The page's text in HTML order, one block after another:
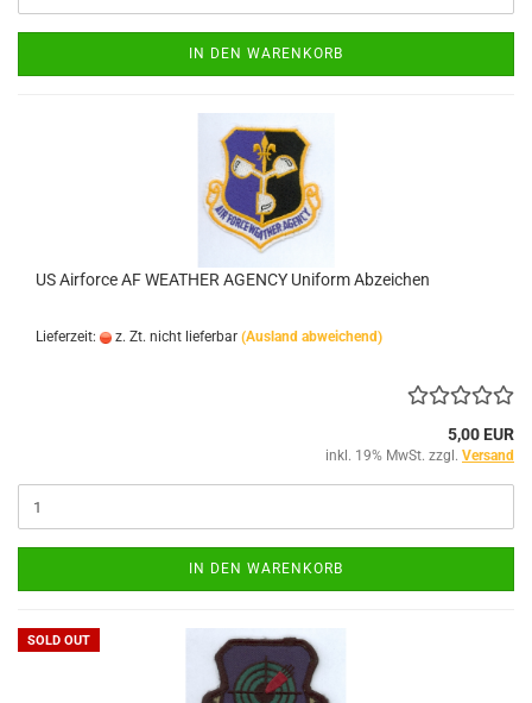
IN DEN WARENKORB
US Airforce AF WEATHER AGENCY Uniform Abzeichen
Lieferzeit: z. Zt. nicht lieferbar (Ausland abweichend)
5,00 EUR
inkl. 19% MwSt. zzgl. Versand
IN DEN WARENKORB
SOLD OUT